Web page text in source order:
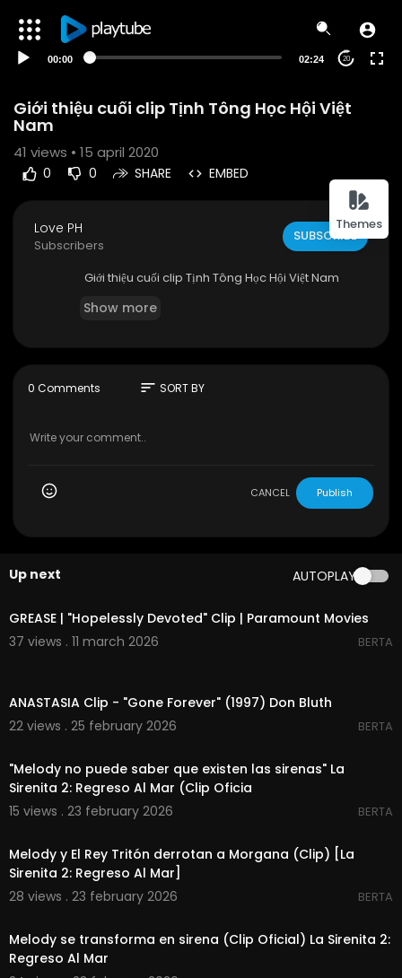
Themes
00:00 02:24 20
Giới thiệu cuối clip Tịnh Tông Học Hội Việt
Nam
41 views • 15 april 2020
0 0 SHARE EMBED
Love PH
Subscribers
SUBSCRIBE
Giới thiệu cuối clip Tịnh Tông Học Hội Việt Nam
Show more
0 Comments sort SORT BY
CANCEL Publish
Up next AUTOPLAY
00:03:17
GREASE | "Hopelessly Devoted" Clip | Paramount Movies
37 views . 11 march 2026
BERTA
ANASTASIA Clip - "Gone Forever" (1997) Don Bluth
22 views . 25 february 2026
BERTA
"Melody no puede saber que existen las sirenas" La
Sirenita 2: Regreso Al Mar (Clip Oficia
15 views . 23 february 2026
BERTA
Melody y El Rey Tritón derrotan a Morgana (Clip) [La
Sirenita 2: Regreso Al Mar]
28 views . 23 february 2026
BERTA
Melody se transforma en sirena (Clip Oficial) La Sirenita 2:
Regreso Al Mar